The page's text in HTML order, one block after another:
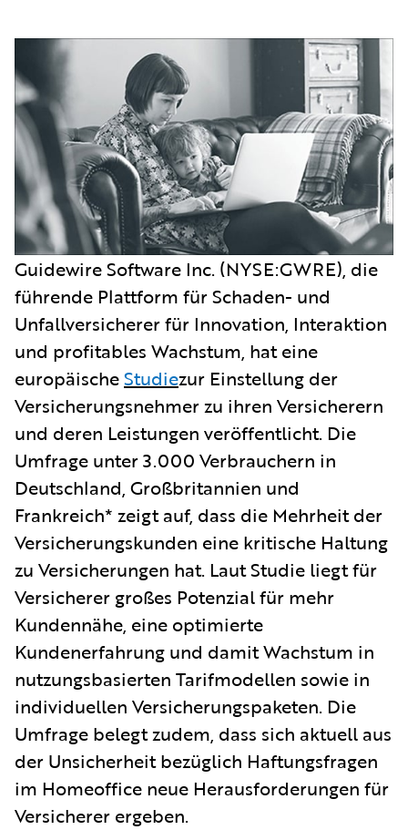
Guidewire Software Inc. (NYSE:GWRE), die
führende Plattform für Schaden- und
Unfallversicherer für Innovation, Interaktion
und profitables Wachstum, hat eine
europäischeStudiezur Einstellung der
Versicherungsnehmer zu ihren Versicherern
und deren Leistungen veröffentlicht. Die
Umfrage unter 3.000 Verbrauchern in
Deutschland, Großbritannien und
Frankreich* zeigt auf, dass die Mehrheit der
Versicherungskunden eine kritische Haltung
zu Versicherungen hat. Laut Studie liegt für
Versicherer großes Potenzial für mehr
Kundennähe, eine optimierte
Kundenerfahrung und damit Wachstum in
nutzungsbasierten Tarifmodellen sowie in
individuellen Versicherungspaketen. Die
Umfrage belegt zudem, dass sich aktuell aus
der Unsicherheit bezüglich Haftungsfragen
im Homeoffice neue Herausforderungen für
Versicherer ergeben.